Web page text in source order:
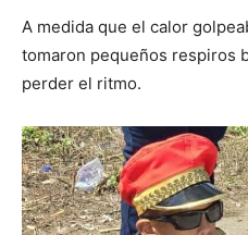
A medida que el calor
tomaron pequeños respiros
perder el ritmo.